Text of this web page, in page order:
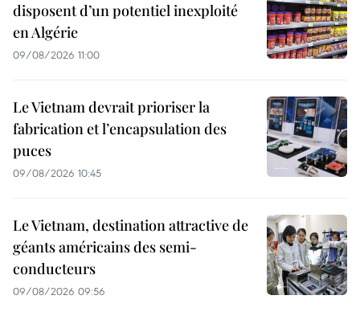
disposent d’un potentiel inexploité
en Algérie
09/08/2026 11:00
Le Vietnam devrait prioriser la
fabrication et l’encapsulation des
puces
09/08/2026 10:45
Le Vietnam, destination attractive de
géants américains des semi-
conducteurs
09/08/2026 09:56